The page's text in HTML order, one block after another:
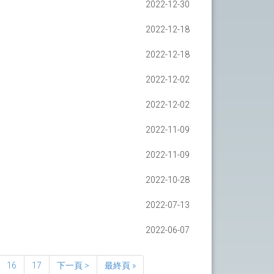
2022-12-30
2022-12-18
2022-12-18
2022-12-02
2022-12-02
2022-11-09
2022-11-09
2022-10-28
2022-07-13
2022-06-07
16 17 下一頁 > 最終頁 »